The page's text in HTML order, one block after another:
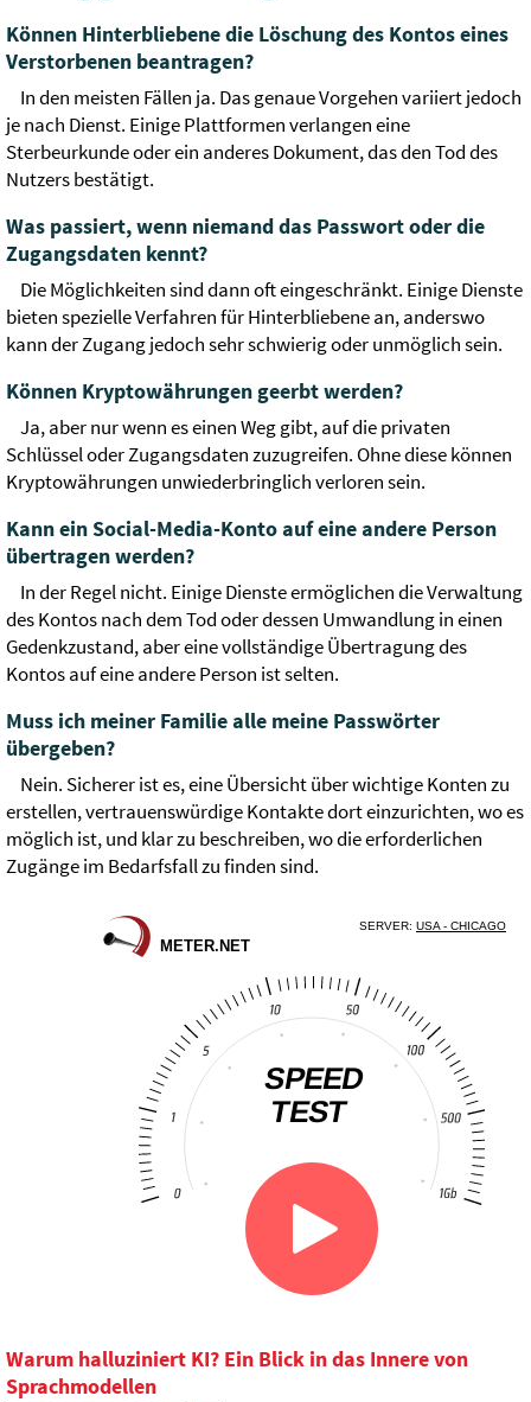
Können Hinterbliebene die Löschung des Kontos eines
Verstorbenen beantragen?
In den meisten Fällen ja. Das genaue Vorgehen variiert jedoch
je nach Dienst. Einige Plattformen verlangen eine
Sterbeurkunde oder ein anderes Dokument, das den Tod des
Nutzers bestätigt.
Was passiert, wenn niemand das Passwort oder die
Zugangsdaten kennt?
Die Möglichkeiten sind dann oft eingeschränkt. Einige Dienste
bieten spezielle Verfahren für Hinterbliebene an, anderswo
kann der Zugang jedoch sehr schwierig oder unmöglich sein.
Können Kryptowährungen geerbt werden?
Ja, aber nur wenn es einen Weg gibt, auf die privaten
Schlüssel oder Zugangsdaten zuzugreifen. Ohne diese können
Kryptowährungen unwiederbringlich verloren sein.
Kann ein Social-Media-Konto auf eine andere Person
übertragen werden?
In der Regel nicht. Einige Dienste ermöglichen die Verwaltung
des Kontos nach dem Tod oder dessen Umwandlung in einen
Gedenkzustand, aber eine vollständige Übertragung des
Kontos auf eine andere Person ist selten.
Muss ich meiner Familie alle meine Passwörter
übergeben?
Nein. Sicherer ist es, eine Übersicht über wichtige Konten zu
erstellen, vertrauenswürdige Kontakte dort einzurichten, wo es
möglich ist, und klar zu beschreiben, wo die erforderlichen
Zugänge im Bedarfsfall zu finden sind.
Warum halluziniert KI? Ein Blick in das Innere von
Sprachmodellen